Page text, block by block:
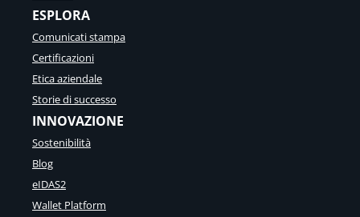
ESPLORA
Comunicati stampa
Certificazioni
Etica aziendale
Storie di successo
INNOVAZIONE
Sostenibilità
Blog
eIDAS2
Wallet Platform